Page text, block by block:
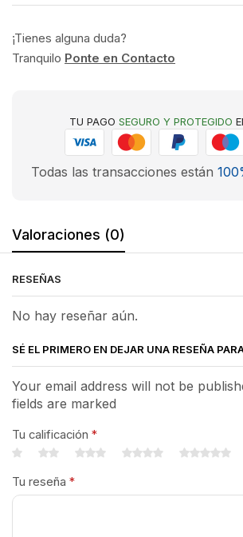
¡Tienes alguna duda?
Tranquilo Ponte en Contacto
TU PAGO SEGURO Y PROTEGIDO
Todas las transacciones están
Valoraciones (0)
RESEÑAS
No hay reseñar aún.
SÉ EL PRIMERO EN DEJAR UNA RESEÑA
Your email address will not be
fields are marked
Tu calificación *
Tu reseña *